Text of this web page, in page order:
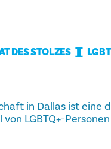
DES STOLZES
in Dallas ist
LGBTQ+-